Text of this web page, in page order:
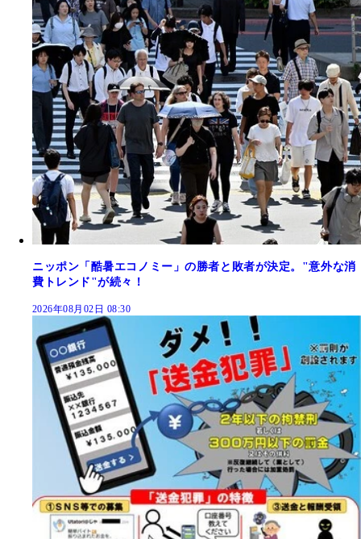
ニッポン「酷暑エコノミー」の勝者と敗者が決定。"意外な消
費トレンド"が続々！
2026年08月02日 08:30